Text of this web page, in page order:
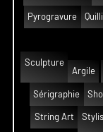
Pyrogravure
Sculpture
Argile
Sérigraphie
String Art